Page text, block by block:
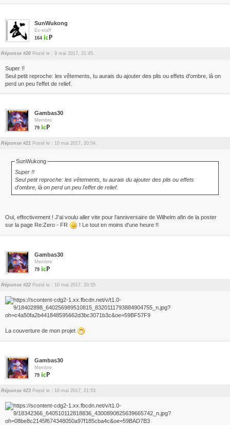
SunWukong
Ex-staff
164
Réponse #20 Posté le : 9 mai 2017, 21:45.
Super !!
Seul petit reproche: les vêtements, tu aurais du ajouter des plis ou effets d'ombre, là on
perd un peu l'effet de relief.
Gambas30
Membre
79
Réponse #21 Posté le : 10 mai 2017, 20:54.
SunWukong
Super !!
Seul petit reproche: les vêtements, tu aurais du ajouter des plis ou effets
d'ombre, là on perd un peu l'effet de relief.
Oui, effectivement ! J'ai voulu aller vite pour l'anniversaire de Wilhelm afin de la poster
sur la page Re:Zero - FR
! Le tout en moins d'une heure !!
Gambas30
Membre
79
Réponse #22 Posté le : 10 mai 2017, 20:55.
La couverture de mon projet
Gambas30
Membre
79
Réponse #23 Posté le : 10 mai 2017, 21:53.